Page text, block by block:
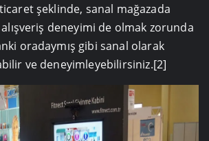
şeklinde, sanal mağazada
alışveriş deneyimi de olmak zorunda
oradaymış gibi sanal olarak
ve deneyimleyebilirsiniz.[2]